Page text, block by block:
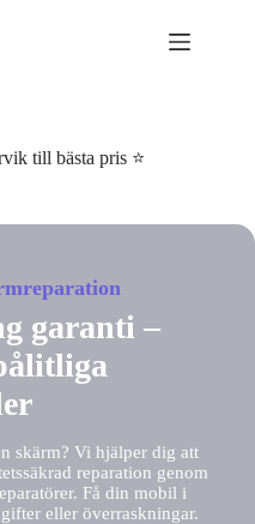
till bästa pris ⭐
garanti –
skärm? Vi hjälper dig att
reparation genom
Få din mobil i
eller överraskningar.